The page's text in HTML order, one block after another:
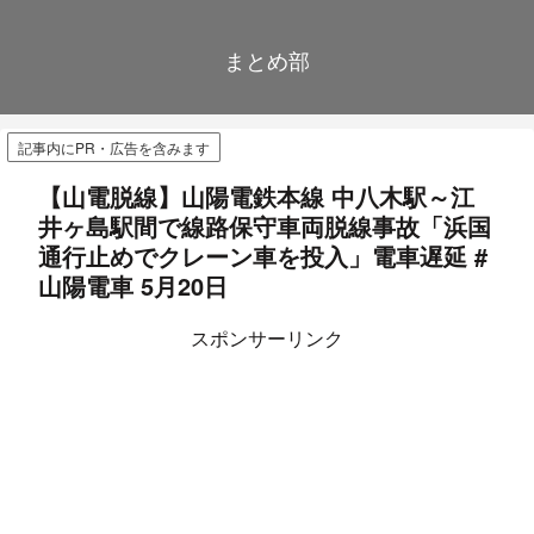
まとめ部
記事内にPR・広告を含みます
【山電脱線】山陽電鉄本線 中八木駅～江
井ヶ島駅間で線路保守車両脱線事故「浜国
通行止めでクレーン車を投入」電車遅延 #
山陽電車 5月20日
スポンサーリンク